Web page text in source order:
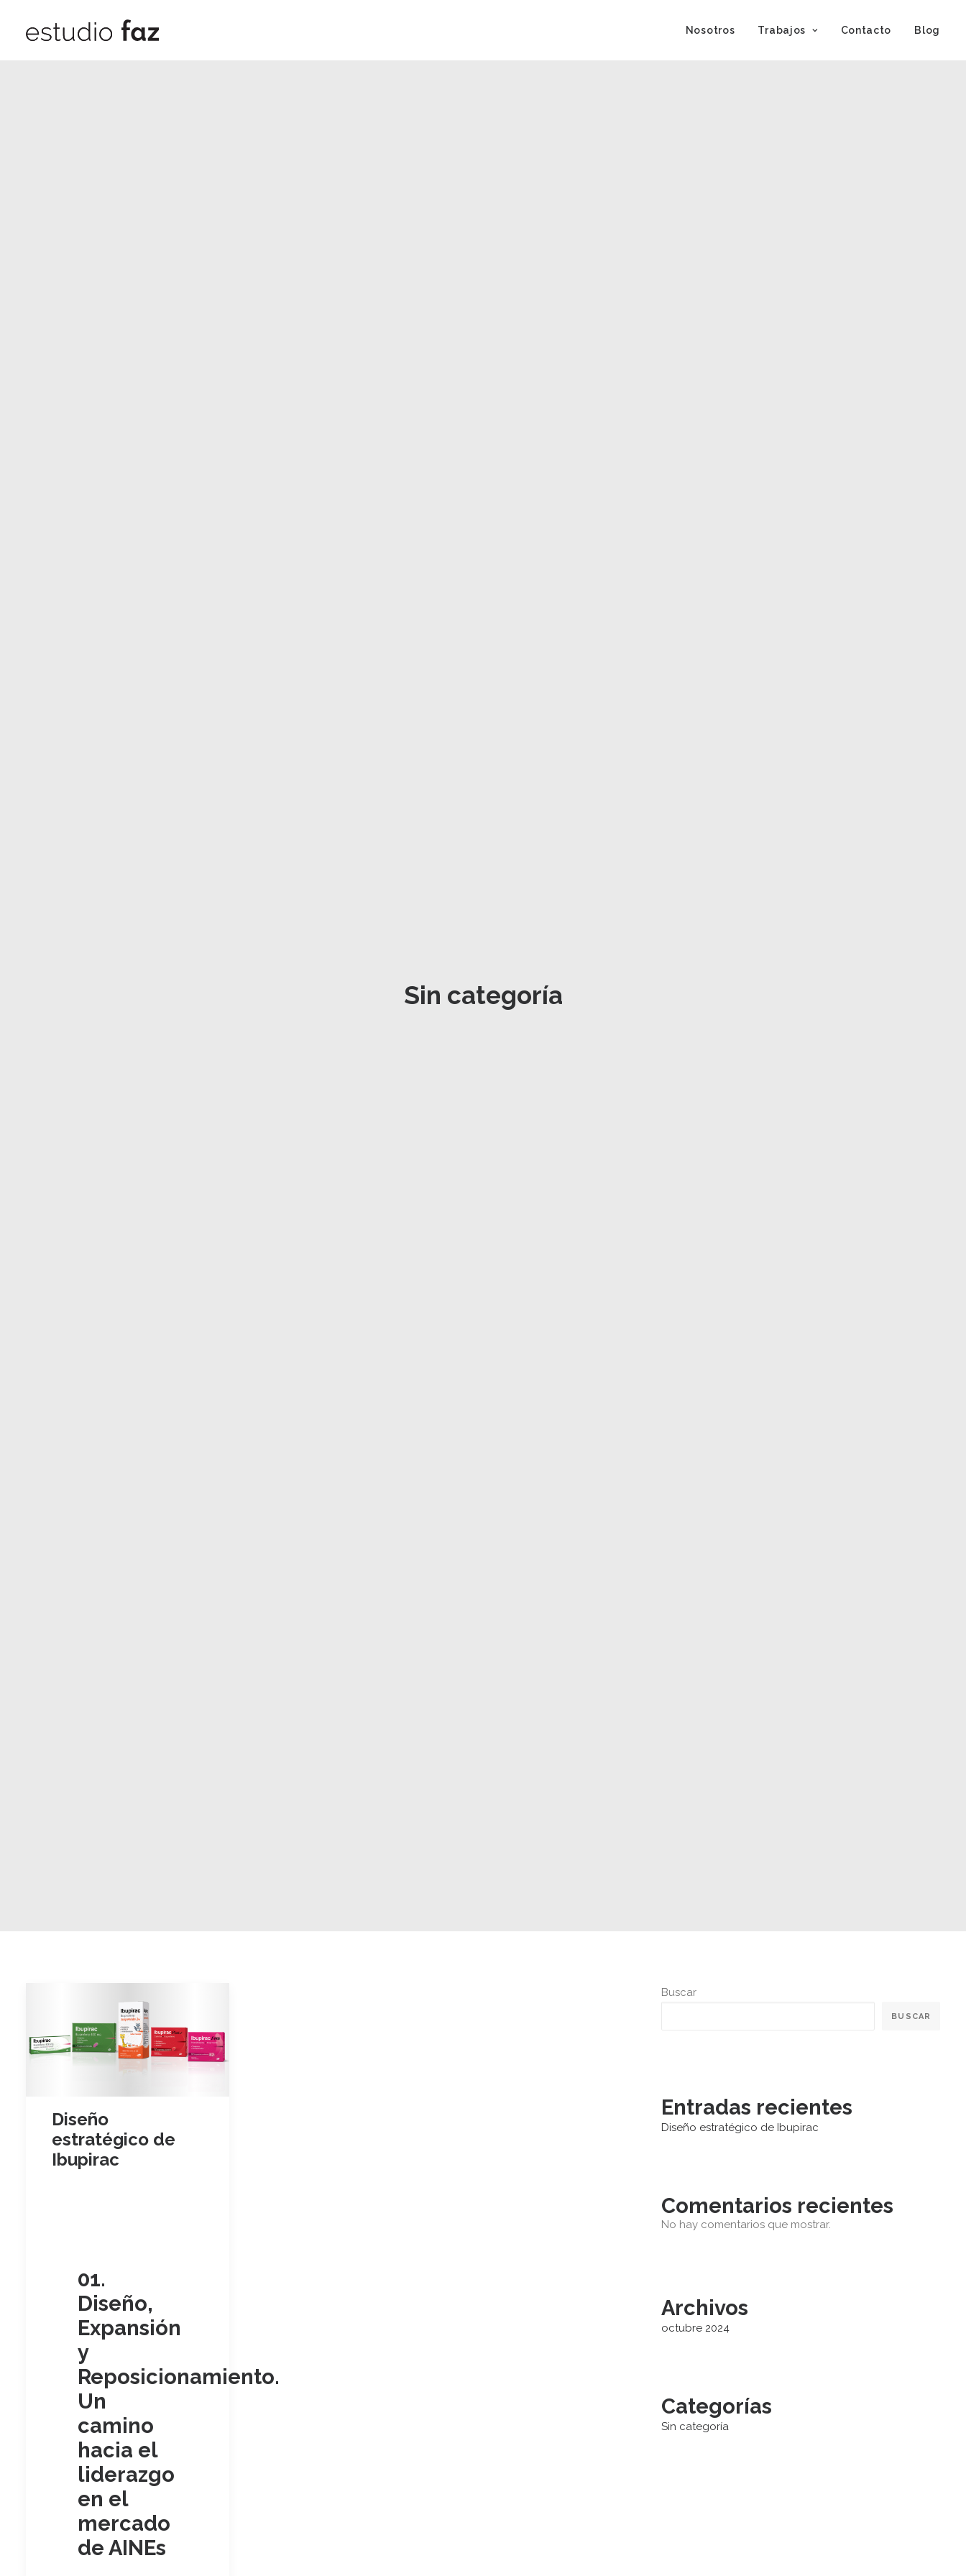
Nosotros Trabajos Contacto Blog
Sin categoría
Diseño
estratégico de
Ibupirac
01.
Diseño,
Expansión
y
Reposicionamiento.
Un
camino
hacia el
liderazgo
en el
mercado
de AINEs
Buscar
BUSCAR
Entradas recientes
Diseño estratégico de Ibupirac
Comentarios recientes
No hay comentarios que mostrar.
Archivos
octubre 2024
Categorías
Sin categoría